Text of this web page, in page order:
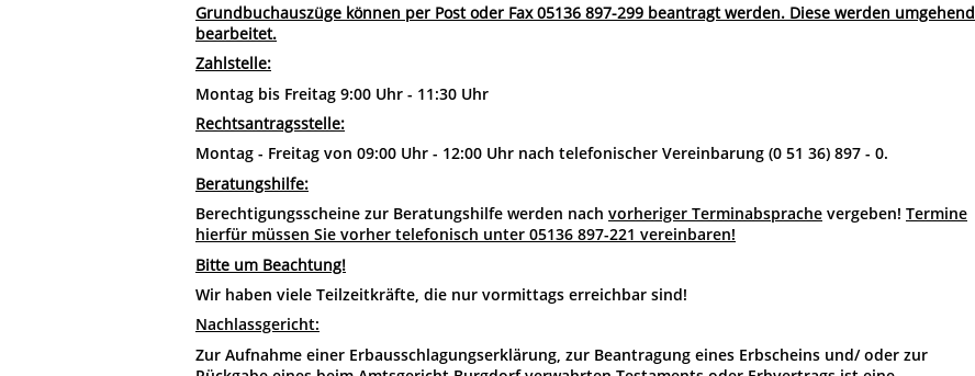
Grundbuchauszüge können per Post oder Fax 05136 897-299 beantragt werden. Diese werden umgehend
bearbeitet.
Zahlstelle:
Montag bis Freitag 9:00 Uhr - 11:30 Uhr
Rechtsantragsstelle:
Montag - Freitag von 09:00 Uhr - 12:00 Uhr nach telefonischer Vereinbarung (0 51 36) 897 - 0.
Beratungshilfe:
Berechtigungsscheine zur Beratungshilfe werden nach vorheriger Terminabsprache vergeben! Termine
hierfür müssen Sie vorher telefonisch unter 05136 897-221 vereinbaren!
Bitte um Beachtung!
Wir haben viele Teilzeitkräfte, die nur vormittags erreichbar sind!
Nachlassgericht:
Zur Aufnahme einer Erbausschlagungserklärung, zur Beantragung eines Erbscheins und/ oder zur